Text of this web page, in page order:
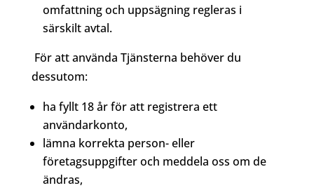
omfattning och uppsägning regleras i
särskilt avtal.
För att använda Tjänsterna behöver du
dessutom:
ha fyllt 18 år för att registrera ett
användarkonto,
lämna korrekta person- eller
företagsuppgifter och meddela oss om de
ändras,